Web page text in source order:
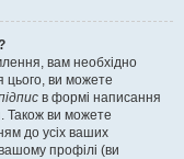
вам необхідно
цього, ви можете
в формі написання
Також ви можете
до усіх ваших
профілі (ви